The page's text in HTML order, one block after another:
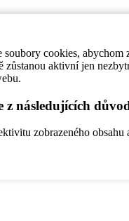
cookies,
zůstanou aktivní jen
z následujících
zobrazeného